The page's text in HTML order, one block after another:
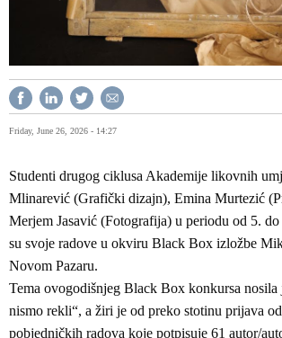
Friday, June 26, 2026 - 14:27
Studenti drugog ciklusa Akademije likovnih
Mlinarević (Grafički dizajn), Emina Murtezić
Merjem Jasavić (Fotografija) u periodu od 5.
su svoje radove u okviru Black Box izložbe
Novom Pazaru.
Tema ovogodišnjeg Black Box konkursa nosila
nismo rekli“, a žiri je od preko stotinu prijava
pobjedničkih radova koje potpisuje 61 autor/